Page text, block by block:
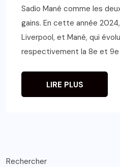
Sadio Mané comme les
gains. En cette année
Liverpool, et Mané, qui
respectivement la 8e et 9e
LIRE PLUS
Rechercher